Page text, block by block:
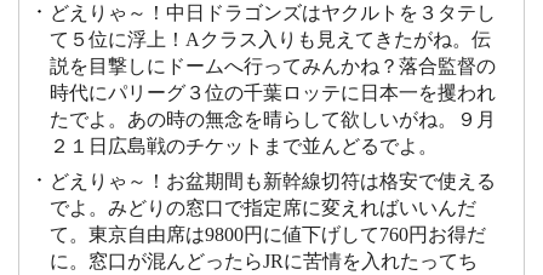
どえりゃ～！中日ドラゴンズはヤクルトを３タテし
て５位に浮上！Aクラス入りも見えてきたがね。伝
説を目撃しにドームへ行ってみんかね？落合監督の
時代にパリーグ３位の千葉ロッテに日本一を攫われ
たでよ。あの時の無念を晴らして欲しいがね。９月
２１日広島戦のチケットまで並んどるでよ。
どえりゃ～！お盆期間も新幹線切符は格安で使える
でよ。みどりの窓口で指定席に変えればいいんだ
て。東京自由席は9800円に値下げして760円お得だ
に。窓口が混んどったらJRに苦情を入れたってち